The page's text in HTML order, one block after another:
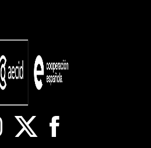
X Facebook